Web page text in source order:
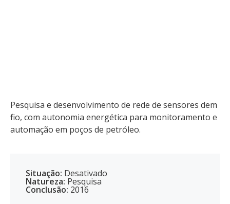
Pesquisa e desenvolvimento de rede de sensores dem
fio, com autonomia energética para monitoramento e
automação em poços de petróleo.
Situação: Desativado
Natureza: Pesquisa
Conclusão: 2016